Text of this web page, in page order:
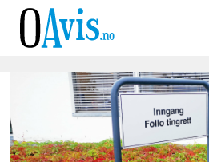
Emne:
tvangsavvikling